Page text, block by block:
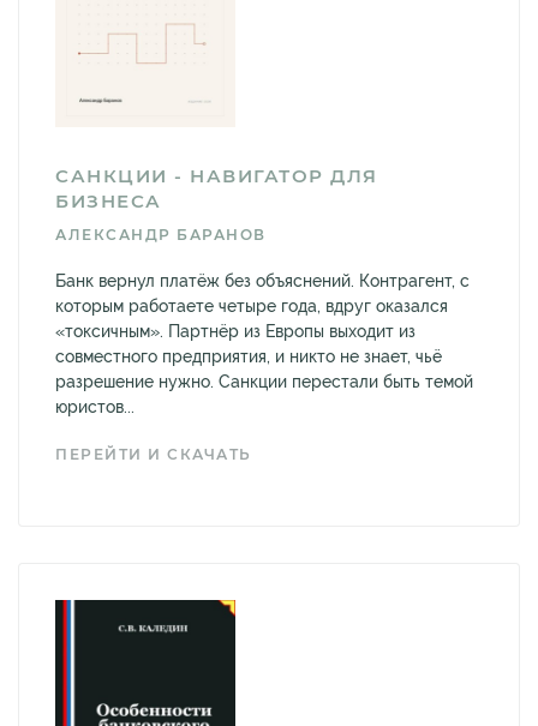
САНКЦИИ - НАВИГАТОР ДЛЯ
БИЗНЕСА
АЛЕКСАНДР БАРАНОВ
Банк вернул платёж без объяснений. Контрагент, с
которым работаете четыре года, вдруг оказался
«токсичным». Партнёр из Европы выходит из
совместного предприятия, и никто не знает, чьё
разрешение нужно. Санкции перестали быть темой
юристов...
ПЕРЕЙТИ И СКАЧАТЬ